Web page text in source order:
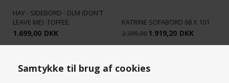
Samtykke til brug af cookies
HAY - SIDEBORD - DLM (DON'T
LEAVE ME) -TOFFEE
1.699,00 DKK
KATRINE SOFABORD 68 X 101
2.399,001.919,20 DKK
STÆRK
PRIS
SPAR
20%